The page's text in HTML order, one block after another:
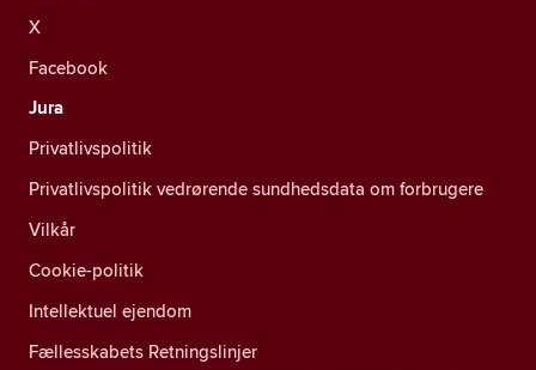
X
Facebook
Jura
Privatlivspolitik
Privatlivspolitik vedrørende sundhedsdata om forbrugere
Vilkår
Cookie-politik
Intellektuel ejendom
Fællesskabets Retningslinjer